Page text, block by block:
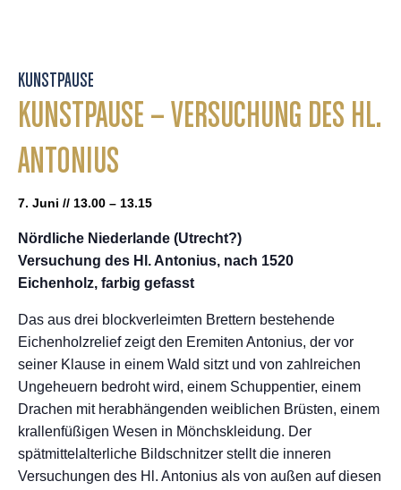
KUNSTPAUSE
KUNSTPAUSE – VERSUCHUNG DES HL.
ANTONIUS
7. Juni // 13.00 – 13.15
Nördliche Niederlande (Utrecht?)
Versuchung des Hl. Antonius, nach 1520
Eichenholz, farbig gefasst
Das aus drei blockverleimten Brettern bestehende
Eichenholzrelief zeigt den Eremiten Antonius, der vor
seiner Klause in einem Wald sitzt und von zahlreichen
Ungeheuern bedroht wird, einem Schuppentier, einem
Drachen mit herabhängenden weiblichen Brüsten, einem
krallenfüßigen Wesen in Mönchskleidung. Der
spätmittelalterliche Bildschnitzer stellt die inneren
Versuchungen des Hl. Antonius als von außen auf diesen